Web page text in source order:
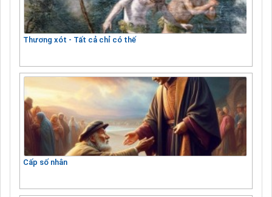
Thương xót - Tất cả chỉ có thế
Cấp số nhân